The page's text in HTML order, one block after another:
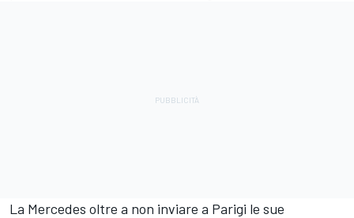
La Mercedes oltre a non inviare a Parigi le sue